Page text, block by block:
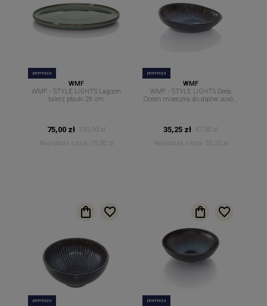
promocja
WMF
WMF - STYLE LIGHTS Lagoon
talerz płaski 26 cm.
75,00 zł
100,00 zł
Najniższa cena:
75,00 zł
promocja
WMF
WMF - STYLE LIGHTS Deep
Ocean miseczka do dipów sosów
35,25 zł
47,00 zł
Najniższa cena:
35,25 zł
promocja promocja